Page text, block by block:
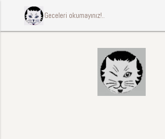
ccccci Geceleri okumayınız!..